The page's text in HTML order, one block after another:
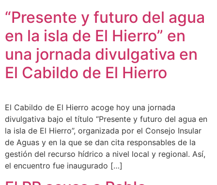
“Presente y futuro del agua
en la isla de El Hierro” en
una jornada divulgativa en
El Cabildo de El Hierro
El Cabildo de El Hierro acoge hoy una jornada
divulgativa bajo el título “Presente y futuro del agua en
la isla de El Hierro”, organizada por el Consejo Insular
de Aguas y en la que se dan cita responsables de la
gestión del recurso hídrico a nivel local y regional. Así,
el encuentro fue inaugurado […]